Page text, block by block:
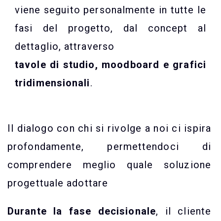
viene seguito personalmente in tutte le
fasi del progetto, dal concept al
dettaglio, attraverso
tavole di studio, moodboard e grafici
tridimensionali.
Il dialogo con chi si rivolge a noi ci ispira
profondamente, permettendoci di
comprendere meglio quale soluzione
progettuale adottare
Durante la fase decisionale, il cliente